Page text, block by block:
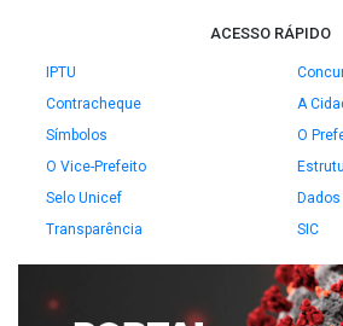
ACESSO RÁPIDO
IPTU
Contracheque
A
Símbolos
O
O Vice-Prefeito
Selo Unicef
Transparência
SIC